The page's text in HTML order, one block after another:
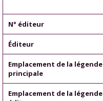
N° éditeur
Éditeur
Emplacement de la légende
principale
Emplacement de la légende